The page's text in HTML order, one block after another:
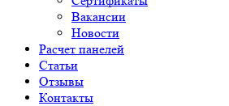
Вакансии
Новости
Расчет панелей
Статьи
Отзывы
Контакты